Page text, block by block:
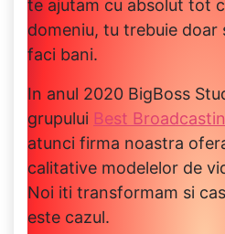
te ajutam cu absolut tot
domeniu, tu trebuie doar
faci bani.
In anul 2020 BigBoss
grupului Best
atunci firma noastra
calitative modelelor de
Noi iti transformam si
este cazul.